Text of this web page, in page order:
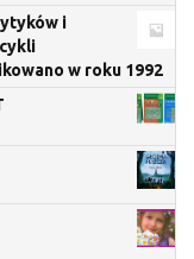
i
w roku 1992